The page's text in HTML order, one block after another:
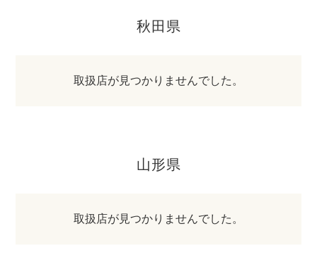
秋田県
取扱店が見つかりませんでした。
山形県
取扱店が見つかりませんでした。